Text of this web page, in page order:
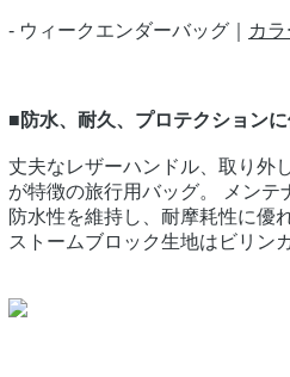
- ウィークエンダーバッグ｜ カ
■防水、耐久、プロテクション
丈夫なレザーハンドル、取り外
が特徴の旅行用バッグ。 メンテ
防水性を維持し、耐摩耗性に優
ストームブロック生地はビリン